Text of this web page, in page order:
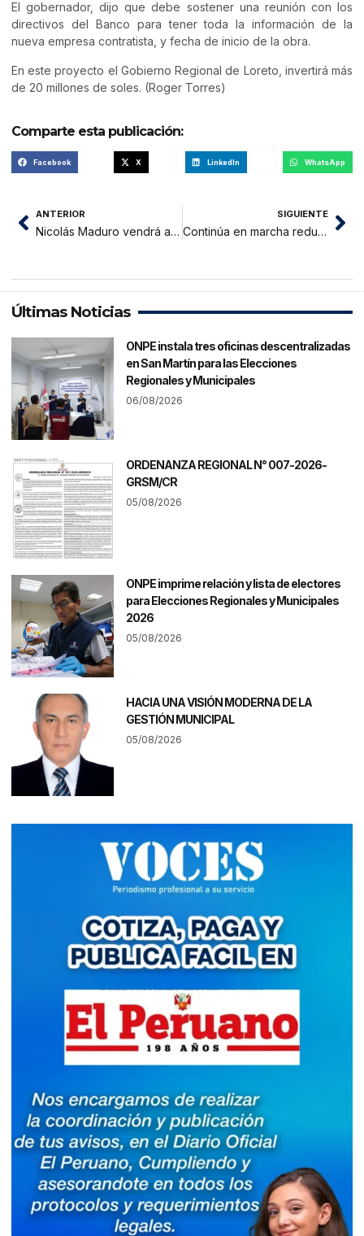
El gobernador, dijo que debe sostener una reunión con los
directivos del Banco para tener toda la información de la
nueva empresa contratista, y fecha de inicio de la obra.
En este proyecto el Gobierno Regional de Loreto, invertirá más
de 20 millones de soles. (Roger Torres)
Comparte esta publicación:
Facebook X LinkedIn WhatsApp
ANTERIOR
Nicolás Maduro vendrá al Perú para Cumbre de las Américas
SIGUIENTE
Continúa en marcha reducción de aulas en Colegio Aplicación de Tarapoto
Últimas Noticias
ONPE instala tres oficinas descentralizadas
en San Martín para las Elecciones
Regionales y Municipales
06/08/2026
ORDENANZA REGIONAL N° 007-2026-
GRSM/CR
05/08/2026
ONPE imprime relación y lista de electores
para Elecciones Regionales y Municipales
2026
05/08/2026
HACIA UNA VISIÓN MODERNA DE LA
GESTIÓN MUNICIPAL
05/08/2026